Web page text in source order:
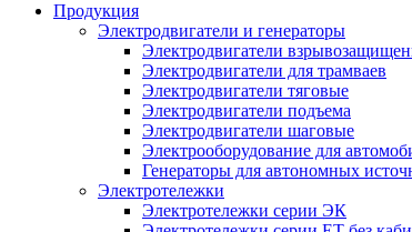
Продукция
Электродвигатели и генераторы
Электродвигатели
Электродвигатели для трамваев
Электродвигатели тяговые
Электродвигатели подъема
Электродвигатели шаговые
Электрооборудование для
Генераторы для автономных
Электротележки
Электротележки серии ЭК